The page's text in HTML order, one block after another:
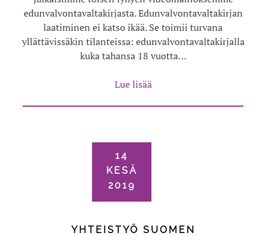
edunvalvontavaltakirjasta. Edunvalvontavaltakirjan
laatiminen ei katso ikää. Se toimii turvana
yllättävissäkin tilanteissa: edunvalvontavaltakirjalla
kuka tahansa 18 vuotta…
Lue lisää
14
KESÄ
2019
YHTEISTYÖ SUOMEN